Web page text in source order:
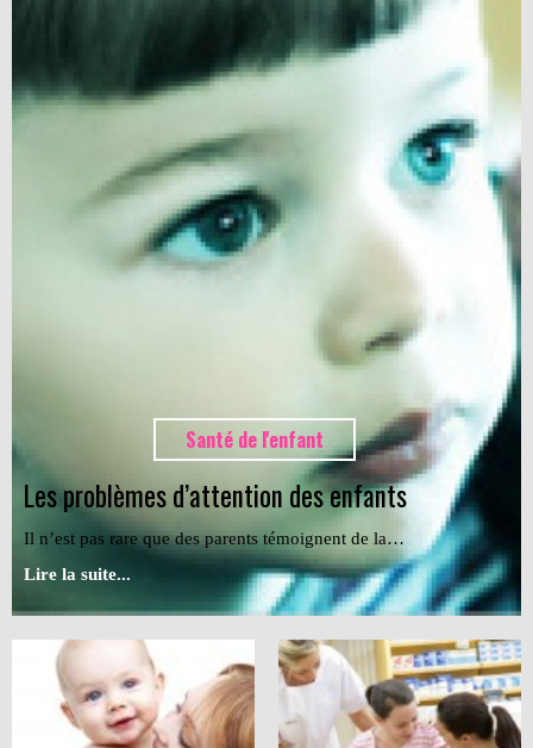
Santé de l'enfant
Les problèmes d’attention des enfants
Il n’est pas rare que des parents témoignent de la…
Lire la suite...